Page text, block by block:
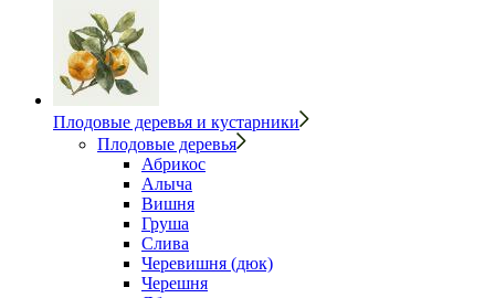
Плодовые деревья и кустарники
Плодовые деревья
Абрикос
Алыча
Вишня
Груша
Слива
Черевишня (дюк)
Черешня